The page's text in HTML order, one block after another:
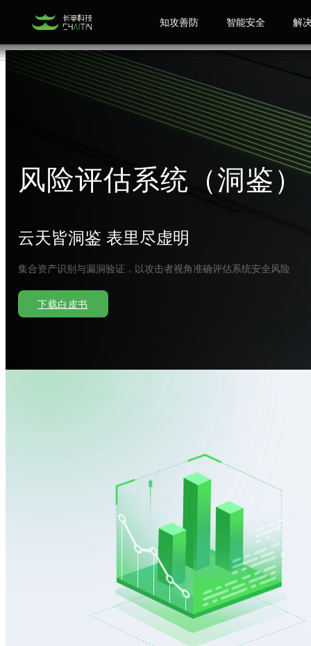
知攻善防 智能安全 解
风险评估系统（洞鉴）
云天皆洞鉴 表里尽虚明
集合资产识别与漏洞验证，以攻击者视角准确评估系统安全风险
下载白皮书